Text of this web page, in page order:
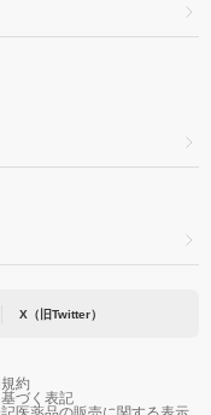
X（旧Twitter）
約
づく表記